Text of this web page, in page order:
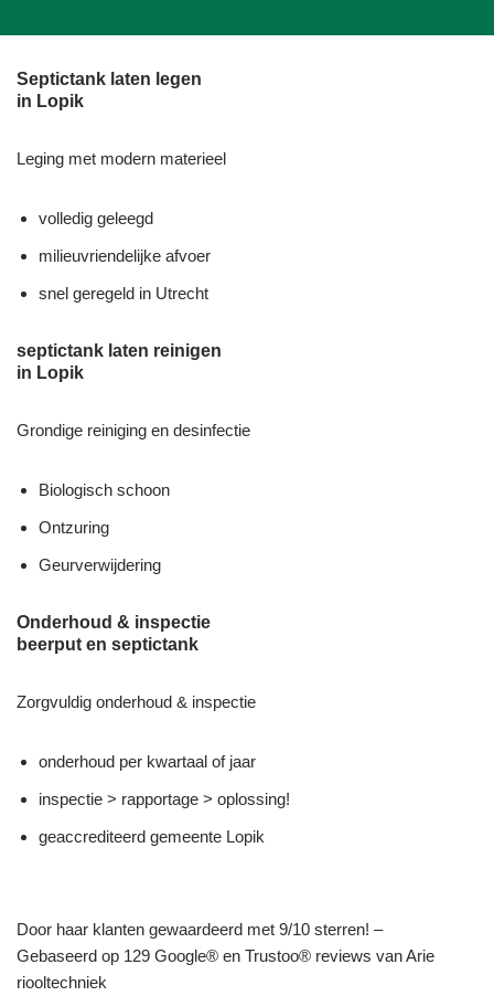
Septictank laten legen
in Lopik
Leging met modern materieel
volledig geleegd
milieuvriendelijke afvoer
snel geregeld in Utrecht
septictank laten reinigen
in Lopik
Grondige reiniging en desinfectie
Biologisch schoon
Ontzuring
Geurverwijdering
Onderhoud & inspectie
beerput en septictank
Zorgvuldig onderhoud & inspectie
onderhoud per kwartaal of jaar
inspectie > rapportage > oplossing!
geaccrediteerd gemeente Lopik
Door haar klanten gewaardeerd met 9/10 sterren! –
Gebaseerd op 129 Google® en Trustoo® reviews van Arie
riooltechniek